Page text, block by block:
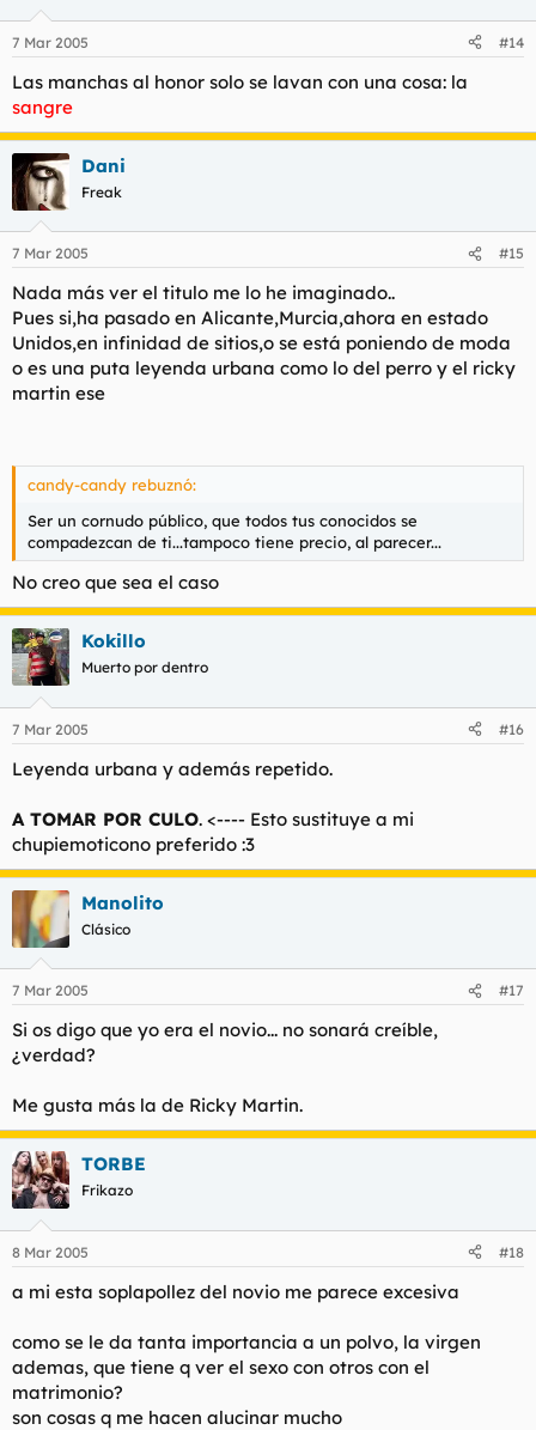
7 Mar 2005 #14
Las manchas al honor solo se lavan con una cosa: la
sangre
Dani
Freak
7 Mar 2005 #15
Nada más ver el titulo me lo he imaginado..
Pues si,ha pasado en Alicante,Murcia,ahora en estado
Unidos,en infinidad de sitios,o se está poniendo de moda
o es una puta leyenda urbana como lo del perro y el ricky
martin ese
candy-candy rebuznó:
Ser un cornudo público, que todos tus conocidos se
compadezcan de ti...tampoco tiene precio, al parecer...
No creo que sea el caso
Kokillo
Muerto por dentro
7 Mar 2005 #16
Leyenda urbana y además repetido.
A TOMAR POR CULO. <---- Esto sustituye a mi
chupiemoticono preferido :3
Manolito
Clásico
7 Mar 2005 #17
Si os digo que yo era el novio... no sonará creíble,
¿verdad?
Me gusta más la de Ricky Martin.
TORBE
Frikazo
8 Mar 2005 #18
a mi esta soplapollez del novio me parece excesiva
como se le da tanta importancia a un polvo, la virgen
ademas, que tiene q ver el sexo con otros con el
matrimonio?
son cosas q me hacen alucinar mucho